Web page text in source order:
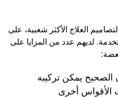
العلاج الأكثر شعبية، على
لديهم عدد من المزايا على
الصحيح يمكن تركيبه
الأقواس أخرى